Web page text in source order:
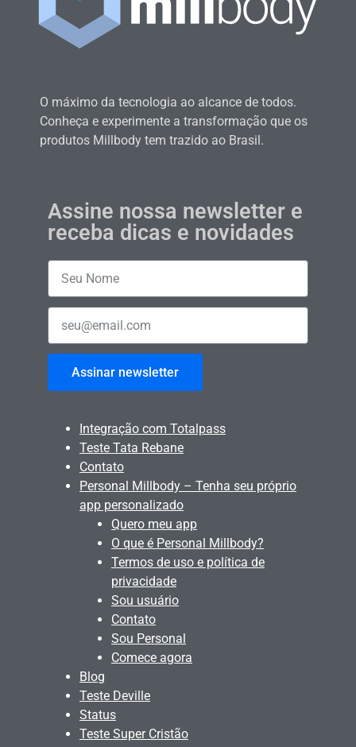
O máximo da tecnologia ao alcance de todos.
Conheça e experimente a transformação que os
produtos Millbody tem trazido ao Brasil.
Assine nossa newsletter e
receba dicas e novidades
Assinar newsletter
Integração com Totalpass
Teste Tata Rebane
Contato
Personal Millbody – Tenha seu próprio
app personalizado
Quero meu app
O que é Personal Millbody?
Termos de uso e política de
privacidade
Sou usuário
Contato
Sou Personal
Comece agora
Blog
Teste Deville
Status
Teste Super Cristão